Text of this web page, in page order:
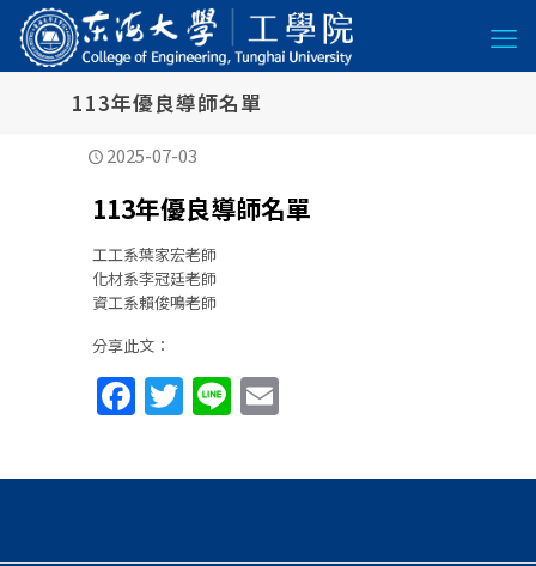
113年優良導師名單
2025-07-03
113年優良導師名單
工工系葉家宏老師
化材系李冠廷老師
資工系賴俊鳴老師
分享此文：
Facebook
Twitter
LineEmail